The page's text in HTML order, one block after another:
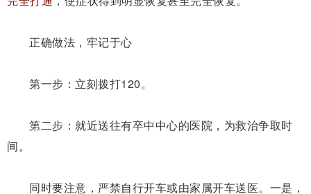
正确做法，牢记于心
第一步： 立刻拨打120。
第二步： 就近送往有卒中中心的医院，为救治争取时
间。
同时要注意，严禁自行开车或由家属开车送医。 一是，